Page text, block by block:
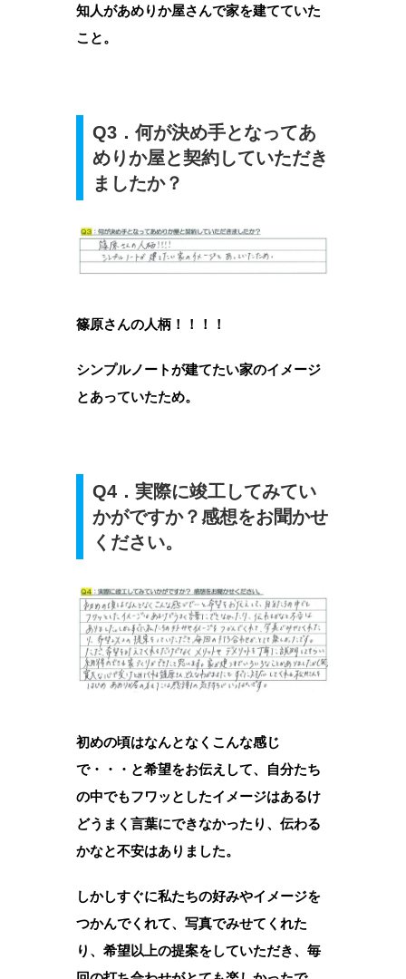
知人があめりか屋さんで家を建てていた
こと。
Q3．何が決め手となってあ
めりか屋と契約していただき
ましたか？
篠原さんの人柄！！！！
シンプルノートが建てたい家のイメージ
とあっていたため。
Q4．実際に竣工してみてい
かがですか？感想をお聞かせ
ください。
初めの頃はなんとなくこんな感じ
で・・・と希望をお伝えして、自分たち
の中でもフワッとしたイメージはあるけ
どうまく言葉にできなかったり、伝わる
かなと不安はありました。
しかしすぐに私たちの好みやイメージを
つかんでくれて、写真でみせてくれた
り、希望以上の提案をしていただき、毎